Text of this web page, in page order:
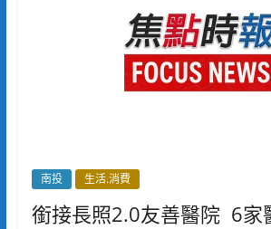
南投 生活.消費
銜接長照2.0友善醫院 6家